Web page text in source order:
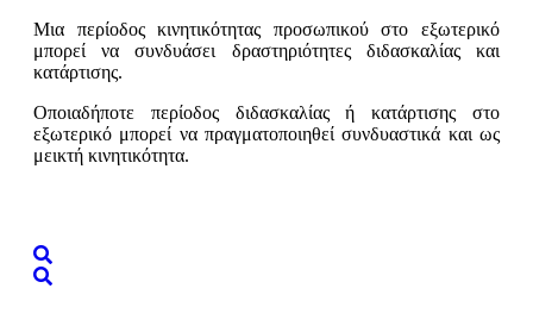
Μια περίοδος κινητικότητας προσωπικού στο εξωτερικό
μπορεί να συνδυάσει δραστηριότητες διδασκαλίας και
κατάρτισης.
Οποιαδήποτε περίοδος διδασκαλίας ή κατάρτισης στο
εξωτερικό μπορεί να πραγματοποιηθεί συνδυαστικά και ως
μεικτή κινητικότητα.